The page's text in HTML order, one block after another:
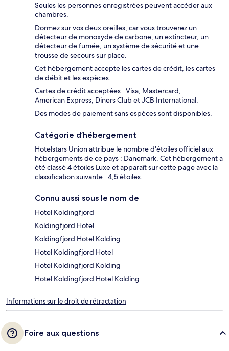
Seules les personnes enregistrées peuvent accéder aux
chambres.
Dormez sur vos deux oreilles, car vous trouverez un
détecteur de monoxyde de carbone, un extincteur, un
détecteur de fumée, un système de sécurité et une
trousse de secours sur place.
Cet hébergement accepte les cartes de crédit, les cartes
de débit et les espèces.
Cartes de crédit acceptées : Visa, Mastercard,
American Express, Diners Club et JCB International.
Des modes de paiement sans espèces sont disponibles.
Catégorie d’hébergement
Hotelstars Union attribue le nombre d'étoiles officiel aux
hébergements de ce pays : Danemark. Cet hébergement a
été classé 4 étoiles Luxe et apparaît sur cette page avec la
classification suivante : 4,5 étoiles.
Connu aussi sous le nom de
Hotel Koldingfjord
Koldingfjord Hotel
Koldingfjord Hotel Kolding
Hotel Koldingfjord Hotel
Hotel Koldingfjord Kolding
Hotel Koldingfjord Hotel Kolding
Informations sur le droit de rétractation
Foire aux questions